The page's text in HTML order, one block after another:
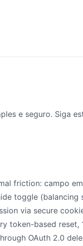
e seguro. Siga
friction: campo
toggle (balancing
via secure
token-based
OAuth 2.0